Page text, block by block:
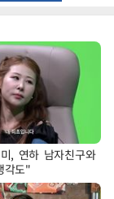
, 연하 남자친구와
각도"